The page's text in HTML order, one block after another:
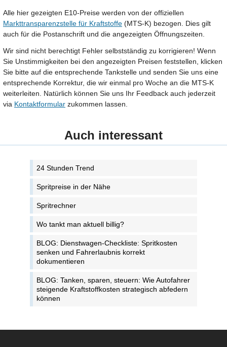
Alle hier gezeigten E10-Preise werden von der offiziellen
Markttransparenzstelle für Kraftstoffe (MTS-K) bezogen. Dies gilt
auch für die Postanschrift und die angezeigten Öffnungszeiten.
Wir sind nicht berechtigt Fehler selbstständig zu korrigieren! Wenn
Sie Unstimmigkeiten bei den angezeigten Preisen feststellen, klicken
Sie bitte auf die entsprechende Tankstelle und senden Sie uns eine
entsprechende Korrektur, die wir einmal pro Woche an die MTS-K
weiterleiten. Natürlich können Sie uns Ihr Feedback auch jederzeit
via Kontaktformular zukommen lassen.
Auch interessant
24 Stunden Trend
Spritpreise in der Nähe
Spritrechner
Wo tankt man aktuell billig?
BLOG: Dienstwagen-Checkliste: Spritkosten
senken und Fahrerlaubnis korrekt
dokumentieren
BLOG: Tanken, sparen, steuern: Wie Autofahrer
steigende Kraftstoffkosten strategisch abfedern
können